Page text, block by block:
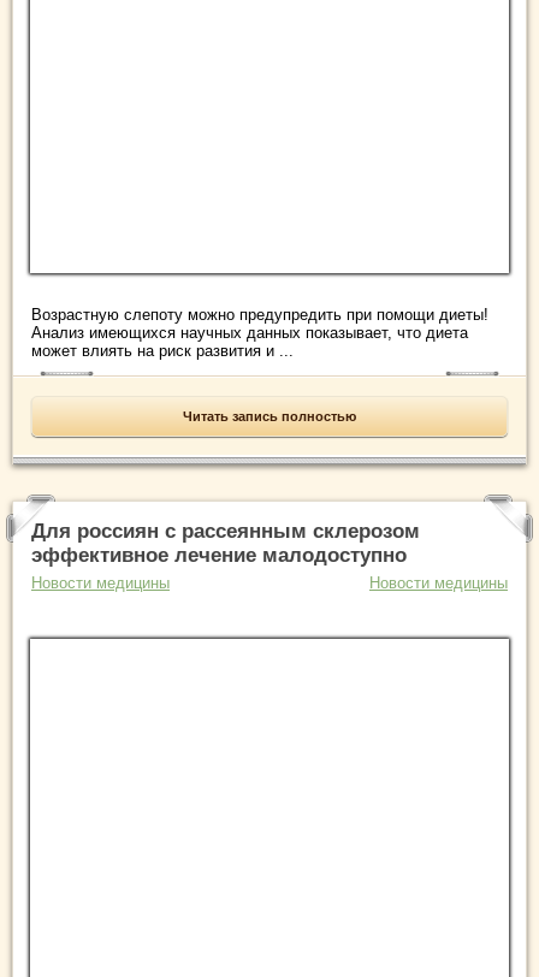
Возрастную слепоту можно предупредить при помощи диеты!
Анализ имеющихся научных данных показывает, что диета
может влиять на риск развития и ...
Читать запись полностью
Для россиян с рассеянным склерозом
эффективное лечение малодоступно
Новости медицины Новости медицины